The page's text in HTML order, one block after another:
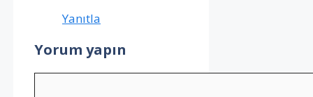
Yanıtla
Yorum yapın